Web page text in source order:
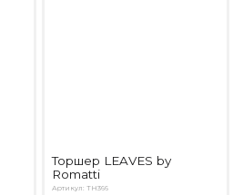
Торшер LEAVES by
Romatti
Артикул: TH366